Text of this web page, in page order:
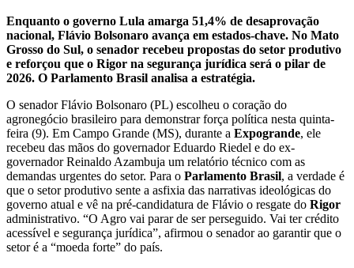
Enquanto o governo Lula amarga 51,4% de desaprovação
nacional, Flávio Bolsonaro avança em estados-chave. No Mato
Grosso do Sul, o senador recebeu propostas do setor produtivo
e reforçou que o Rigor na segurança jurídica será o pilar de
2026. O Parlamento Brasil analisa a estratégia.
O senador Flávio Bolsonaro (PL) escolheu o coração do
agronegócio brasileiro para demonstrar força política nesta quinta-
feira (9). Em Campo Grande (MS), durante a Expogrande, ele
recebeu das mãos do governador Eduardo Riedel e do ex-
governador Reinaldo Azambuja um relatório técnico com as
demandas urgentes do setor. Para o Parlamento Brasil, a verdade é
que o setor produtivo sente a asfixia das narrativas ideológicas do
governo atual e vê na pré-candidatura de Flávio o resgate do Rigor
administrativo. “O Agro vai parar de ser perseguido. Vai ter crédito
acessível e segurança jurídica”, afirmou o senador ao garantir que o
setor é a “moeda forte” do país.